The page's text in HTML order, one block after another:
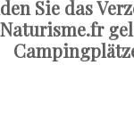
Sie das